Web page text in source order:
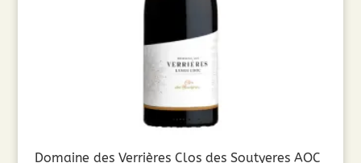
Domaine des Verrières Clos des Soutyeres AOC